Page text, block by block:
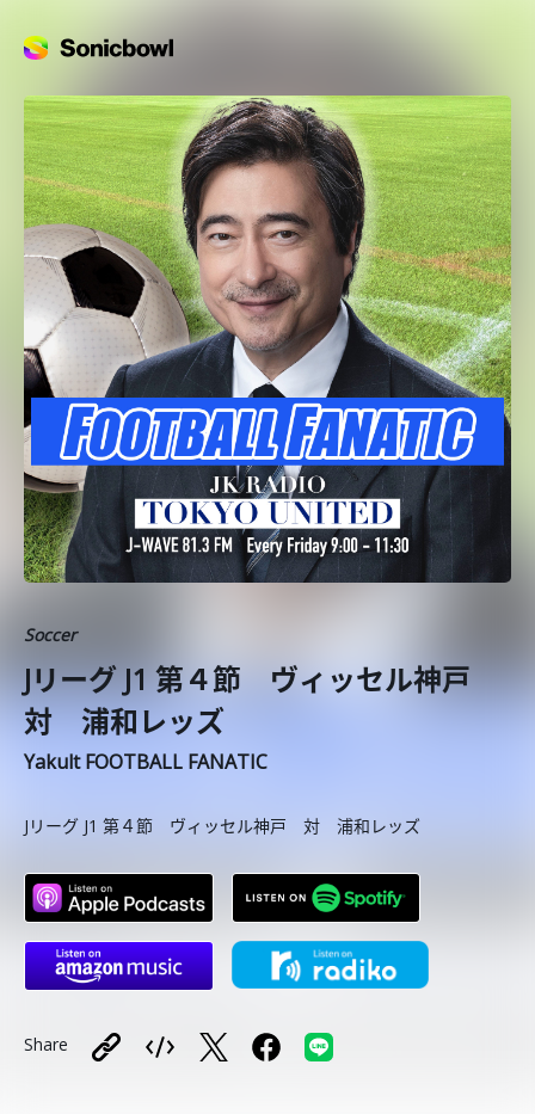
Soccer
Jリーグ J1 第４節 ヴィッセル神戸
対 浦和レッズ
Yakult FOOTBALL FANATIC
Jリーグ J1 第４節 ヴィッセル神戸 対 浦和レッズ
Share